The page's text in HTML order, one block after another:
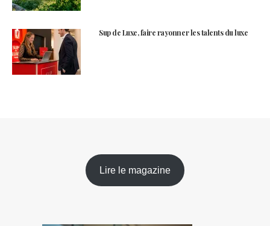
Sup de Luxe, faire rayonner les talents du luxe
Lire le magazine